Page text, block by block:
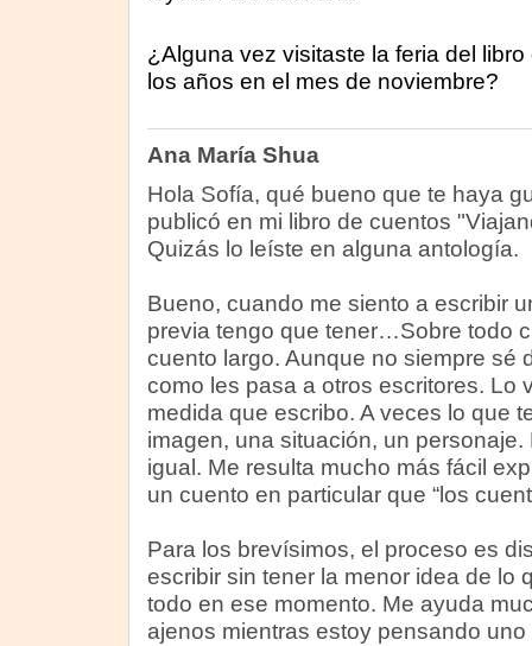
¿Alguna vez visitaste la feria del
los años en el mes de noviembre?
Ana María Shua
Hola Sofía, qué bueno que te haya
publicó en mi libro de cuentos
Quizás lo leíste en alguna antología.
Bueno, cuando me siento a escribir
previa tengo que tener…Sobre todo
cuento largo. Aunque no siempre sé
como les pasa a otros escritores. Lo
medida que escribo. A veces lo que
imagen, una situación, un
igual. Me resulta mucho más fácil
un cuento en particular que “los
Para los brevísimos, el proceso es
escribir sin tener la menor idea de lo
todo en ese momento. Me ayuda
ajenos mientras estoy pensando uno